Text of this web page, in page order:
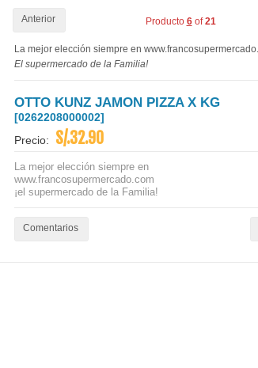
Anterior Producto 6of21
La mejor elección siempre en
El supermercado de la Familia!
OTTO KUNZ JAMON PIZZA X KG
[0262208000002]
Precio: S/.32.90
La mejor elección siempre en
www.francosupermercado.com
¡el supermercado de la Familia!
Comentarios